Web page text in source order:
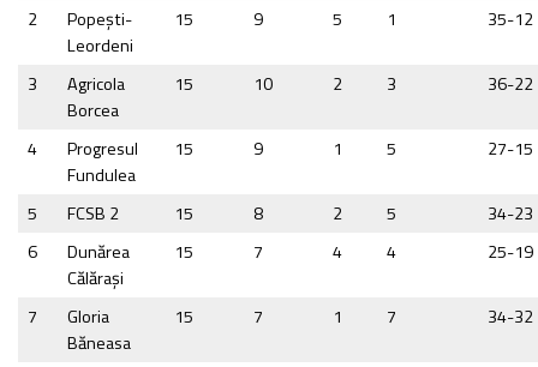
2
Popeşti-
Leordeni
15 9 5 1 35-12
3
Agricola
Borcea
15 10 2 3 36-22
4
Progresul
Fundulea
15 9 1 5 27-15
5 FCSB 2 15 8 2 5
34-23
6
Dunărea
Călăraşi
15 7 4 4 25-19
7
Gloria
Băneasa
15 7 1 7 34-32